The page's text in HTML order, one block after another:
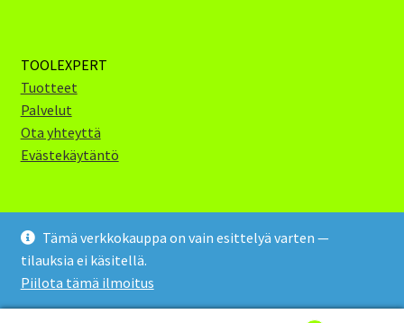
Tämä verkkokauppa on vain esittelyä varten —
tilauksia ei käsitellä.
Piilota tämä ilmoitus
TOOLEXPERT
Tuotteet
Palvelut
Ota yhteyttä
Evästekäytäntö
Toolexpert Oy 2024 (c)